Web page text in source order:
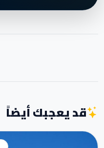
قد يعجبك أيضاً